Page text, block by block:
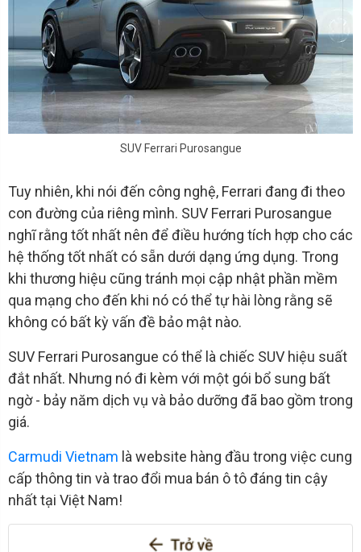
SUV Ferrari Purosangue
Tuy nhiên, khi nói đến công nghệ, Ferrari đang đi theo
con đường của riêng mình. SUV Ferrari Purosangue
nghĩ rằng tốt nhất nên để điều hướng tích hợp cho các
hệ thống tốt nhất có sẵn dưới dạng ứng dụng. Trong
khi thương hiệu cũng tránh mọi cập nhật phần mềm
qua mạng cho đến khi nó có thể tự hài lòng rằng sẽ
không có bất kỳ vấn đề bảo mật nào.
SUV Ferrari Purosangue có thể là chiếc SUV hiệu suất
đắt nhất. Nhưng nó đi kèm với một gói bổ sung bất
ngờ - bảy năm dịch vụ và bảo dưỡng đã bao gồm trong
giá.
Carmudi Vietnam là website hàng đầu trong việc cung
cấp thông tin và trao đổi mua bán ô tô đáng tin cậy
nhất tại Việt Nam!